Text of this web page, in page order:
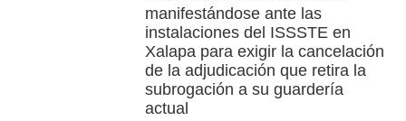
manifestándose ante las
instalaciones del ISSSTE en
Xalapa para exigir la cancelación
de la adjudicación que retira la
subrogación a su guardería
actual